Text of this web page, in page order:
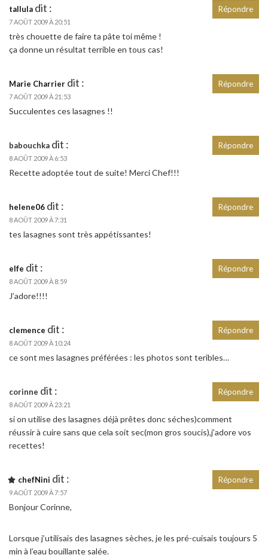
tallula dit :
7 AOÛT 2009 À 20:51
très chouette de faire ta pâte toi même !
ça donne un résultat terrible en tous cas!
Répondre
Marie Charrier dit :
7 AOÛT 2009 À 21:53
Succulentes ces lasagnes !!
Répondre
babouchka dit :
8 AOÛT 2009 À 6:53
Recette adoptée tout de suite! Merci Chef!!!
Répondre
helene06 dit :
8 AOÛT 2009 À 7:31
tes lasagnes sont très appétissantes!
Répondre
elfe dit :
8 AOÛT 2009 À 8:59
J’adore!!!!
Répondre
clemence dit :
8 AOÛT 2009 À 10:24
ce sont mes lasagnes préférées : les photos sont teribles…
Répondre
corinne dit :
8 AOÛT 2009 À 23:21
si on utilise des lasagnes déjà prêtes donc séches)comment
réussir à cuire sans que cela soit sec(mon gros soucis),j’adore vos
recettes!
Répondre
chefNini dit :
9 AOÛT 2009 À 7:57
Bonjour Corinne,
Lorsque j’utilisais des lasagnes sèches, je les pré-cuisais toujours 5
min à l’eau bouillante salée.
Répondre